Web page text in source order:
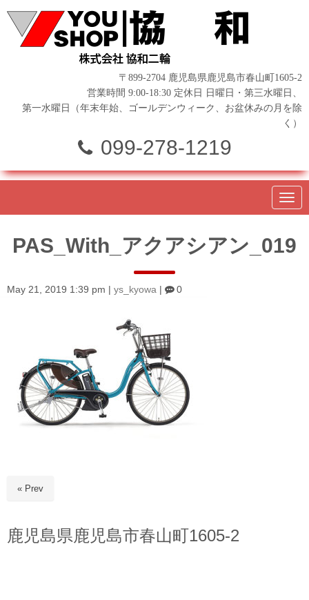
〒899-2704 鹿児島県鹿児島市春山町1605-2
営業時間 9:00-18:30 定休日 日曜日・第三水曜日、
第一水曜日（年末年始、ゴールデンウィーク、お盆休みの月を除
く）
099-278-1219
N
a
g
a
PAS_With_アクアシアン_019
May 21, 2019 1:39 pm ys_kyowa 0
« Prev
鹿児島県鹿児島市春山町1605-2